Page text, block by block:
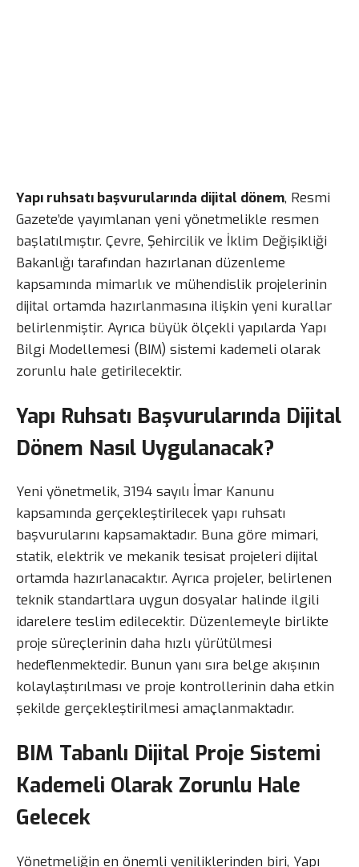
Yapı ruhsatı başvurularında dijital dönem, Resmi
Gazete’de yayımlanan yeni yönetmelikle resmen
başlatılmıştır. Çevre, Şehircilik ve İklim Değişikliği
Bakanlığı tarafından hazırlanan düzenleme
kapsamında mimarlık ve mühendislik projelerinin
dijital ortamda hazırlanmasına ilişkin yeni kurallar
belirlenmiştir. Ayrıca büyük ölçekli yapılarda Yapı
Bilgi Modellemesi (BIM) sistemi kademeli olarak
zorunlu hale getirilecektir.
Yapı Ruhsatı Başvurularında Dijital
Dönem Nasıl Uygulanacak?
Yeni yönetmelik, 3194 sayılı İmar Kanunu
kapsamında gerçekleştirilecek yapı ruhsatı
başvurularını kapsamaktadır. Buna göre mimari,
statik, elektrik ve mekanik tesisat projeleri dijital
ortamda hazırlanacaktır. Ayrıca projeler, belirlenen
teknik standartlara uygun dosyalar halinde ilgili
idarelere teslim edilecektir. Düzenlemeyle birlikte
proje süreçlerinin daha hızlı yürütülmesi
hedeflenmektedir. Bunun yanı sıra belge akışının
kolaylaştırılması ve proje kontrollerinin daha etkin
şekilde gerçekleştirilmesi amaçlanmaktadır.
BIM Tabanlı Dijital Proje Sistemi
Kademeli Olarak Zorunlu Hale
Gelecek
Yönetmeliğin en önemli yeniliklerinden biri, Yapı